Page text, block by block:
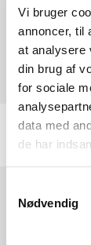
Vi bruger
annoncer, til
at analysere
din brug af
for sociale
data med
de har
Nødvendig
Tawan
Bruhnsvej 5B